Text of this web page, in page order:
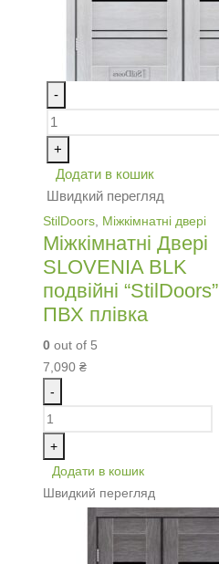
-
+
Додати в кошик
Швидкий перегляд
StilDoors Міжкімнатні двері
Міжкімнатні Двері
SLOVENIA BLK
подвійні “StilDoors”
ПВХ плівка
0 out of 5
7,090 ₴
-
+
Додати в кошик
Швидкий перегляд